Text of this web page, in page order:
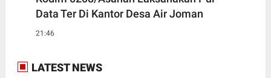
Data Ter Di Kantor Desa Air Joman
21:46
LATEST NEWS